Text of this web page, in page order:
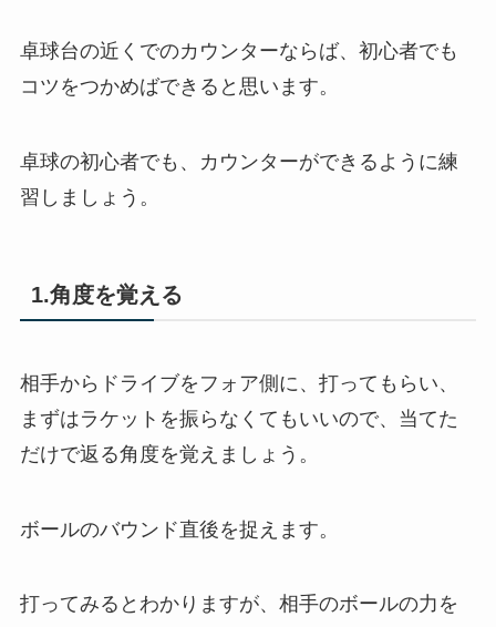
卓球台の近くでのカウンターならば、初心者でも
コツをつかめばできると思います。
卓球の初心者でも、カウンターができるように練
習しましょう。
1.角度を覚える
相手からドライブをフォア側に、打ってもらい、
まずはラケットを振らなくてもいいので、当てた
だけで返る角度を覚えましょう。
ボールのバウンド直後を捉えます。
打ってみるとわかりますが、相手のボールの力を